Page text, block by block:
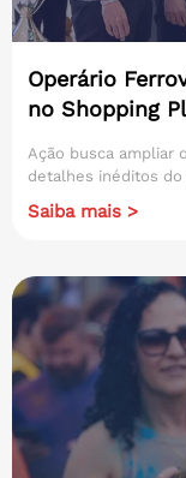
Operário
no Shopping
Ação busca ampliar
detalhes inéditos
Saiba mais >